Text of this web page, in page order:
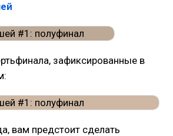
зафиксированные в
вам предстоит сделать